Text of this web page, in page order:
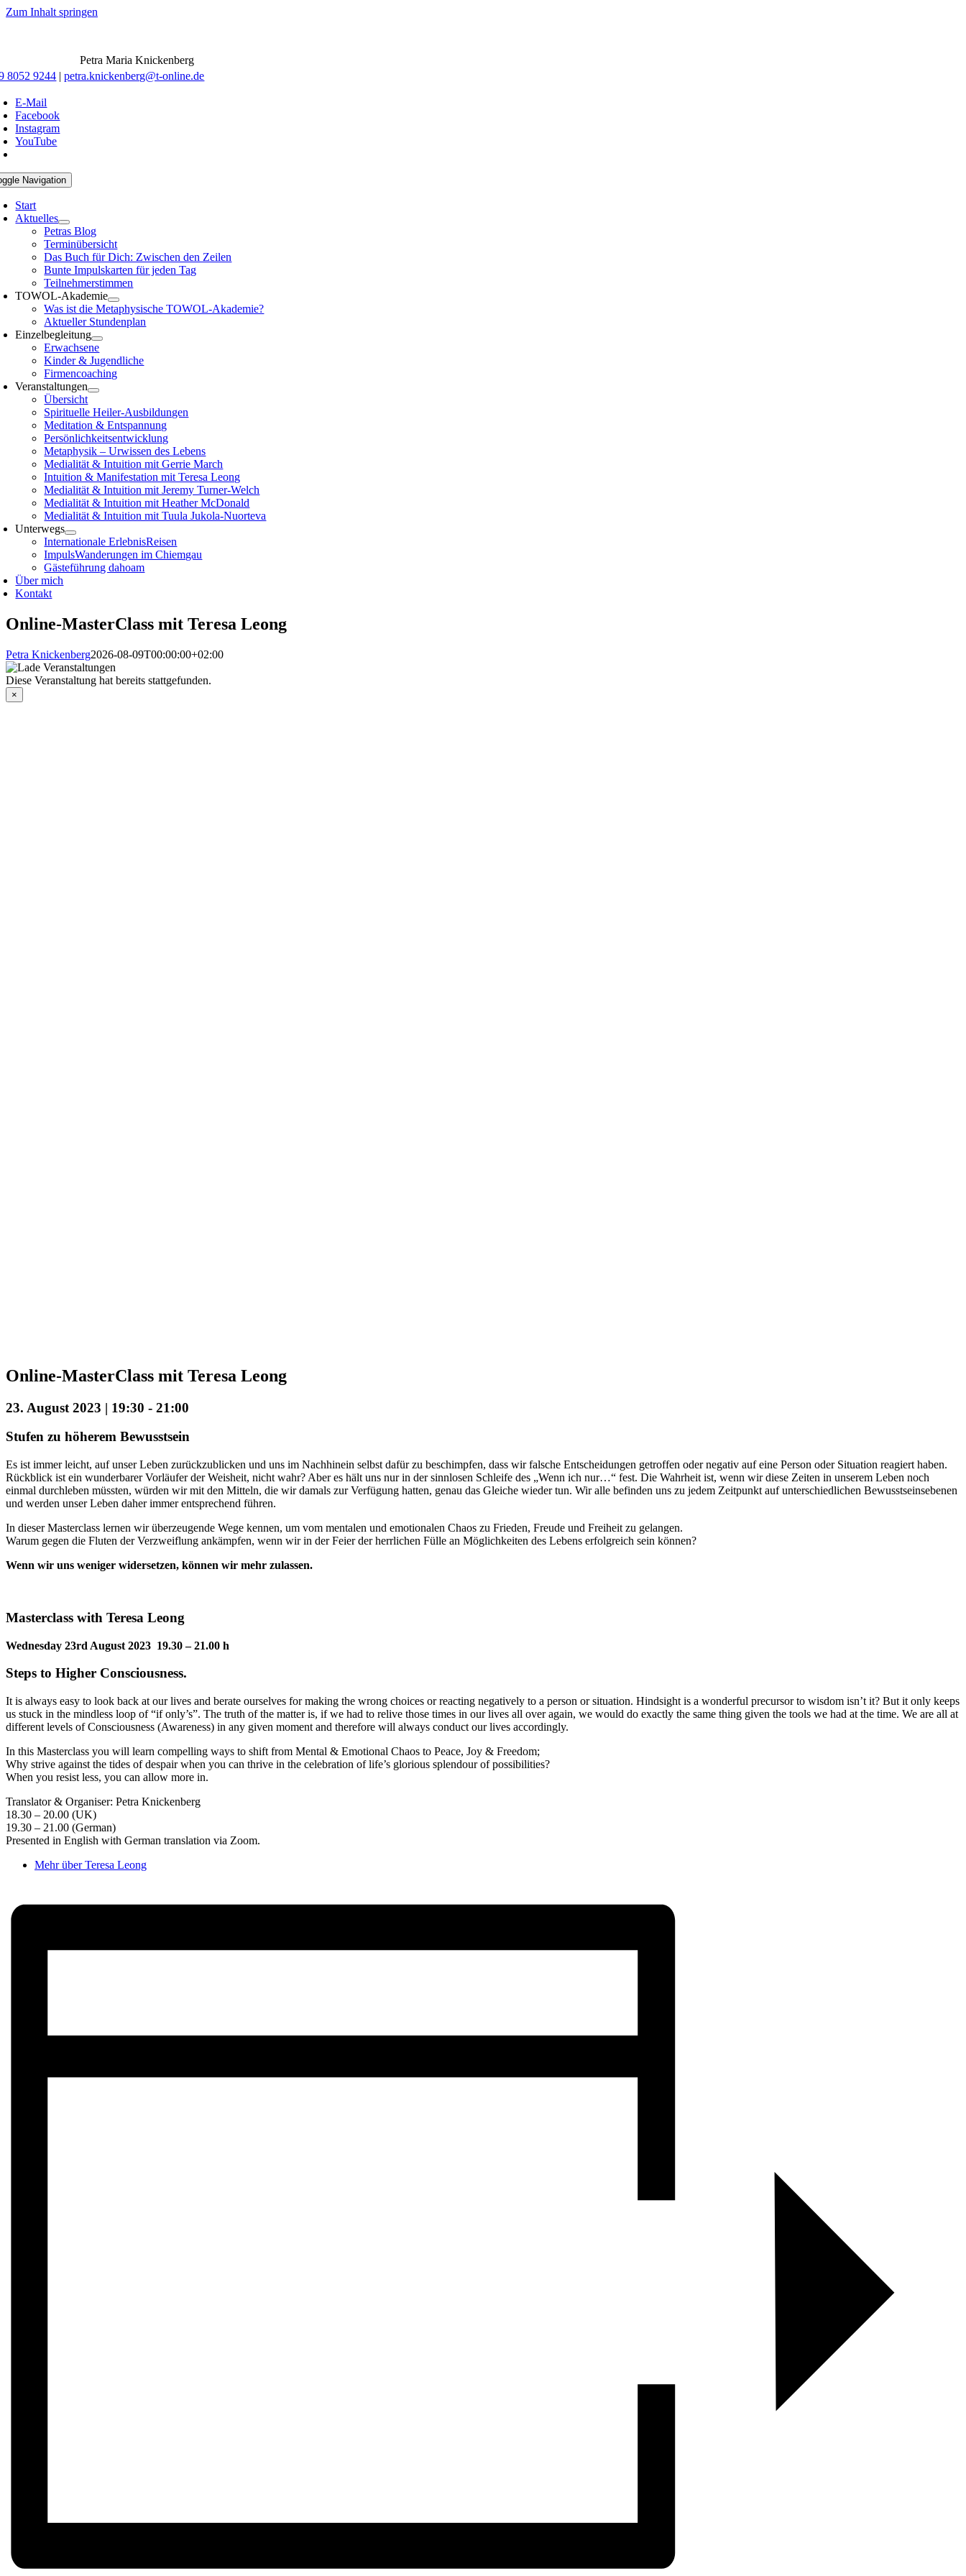
Zum Inhalt springen
Petra Maria Knickenberg
8052 9244 |petra.knickenberg@t-online.de
E-Mail
Facebook
Instagram
YouTube
Navigation
Start
Aktuelles
Petras Blog
Terminübersicht
Das Buch für Dich: Zwischen den Zeilen
Bunte Impulskarten für jeden Tag
Teilnehmerstimmen
TOWOL-Akademie
Was ist die Metaphysische TOWOL-Akademie?
Aktueller Stundenplan
Einzelbegleitung
Erwachsene
Kinder & Jugendliche
Firmencoaching
Veranstaltungen
Übersicht
Spirituelle Heiler-Ausbildungen
Meditation & Entspannung
Persönlichkeitsentwicklung
Metaphysik – Urwissen des Lebens
Medialität & Intuition mit Gerrie March
Intuition & Manifestation mit Teresa Leong
Medialität & Intuition mit Jeremy Turner-Welch
Medialität & Intuition mit Heather McDonald
Medialität & Intuition mit Tuula Jukola-Nuorteva
Unterwegs
Internationale ErlebnisReisen
ImpulsWanderungen im Chiemgau
Gästeführung dahoam
Über mich
Kontakt
Online-MasterClass mit Teresa Leong
Petra Knickenberg2026-08-09T00:00:00+02:00
Diese Veranstaltung hat bereits stattgefunden.
×
Online-MasterClass mit Teresa Leong
23. August 2023 | 19:30 - 21:00
Stufen zu höherem Bewusstsein
Es ist immer leicht, auf unser Leben zurückzublicken und uns im Nachhinein selbst dafür zu beschimpfen, dass wir falsche Entscheidungen getroffen oder negativ auf eine Person oder Situation reagiert haben.
Rückblick ist ein wunderbarer Vorläufer der Weisheit, nicht wahr? Aber es hält uns nur in der sinnlosen Schleife des „Wenn ich nur…“ fest. Die Wahrheit ist, wenn wir diese Zeiten in unserem Leben noch
einmal durchleben müssten, würden wir mit den Mitteln, die wir damals zur Verfügung hatten, genau das Gleiche wieder tun. Wir alle befinden uns zu jedem Zeitpunkt auf unterschiedlichen Bewusstseinsebenen
und werden unser Leben daher immer entsprechend führen.
In dieser Masterclass lernen wir überzeugende Wege kennen, um vom mentalen und emotionalen Chaos zu Frieden, Freude und Freiheit zu gelangen.
Warum gegen die Fluten der Verzweiflung ankämpfen, wenn wir in der Feier der herrlichen Fülle an Möglichkeiten des Lebens erfolgreich sein können?
Wenn wir uns weniger widersetzen, können wir mehr zulassen.
Masterclass with Teresa Leong
Wednesday 23rd August 2023 19.30 – 21.00 h
Steps to Higher Consciousness.
It is always easy to look back at our lives and berate ourselves for making the wrong choices or reacting negatively to a person or situation. Hindsight is a wonderful precursor to wisdom isn’t it? But it only keeps
us stuck in the mindless loop of “if only’s”. The truth of the matter is, if we had to relive those times in our lives all over again, we would do exactly the same thing given the tools we had at the time. We are all at
different levels of Consciousness (Awareness) in any given moment and therefore will always conduct our lives accordingly.
In this Masterclass you will learn compelling ways to shift from Mental & Emotional Chaos to Peace, Joy & Freedom;
Why strive against the tides of despair when you can thrive in the celebration of life’s glorious splendour of possibilities?
When you resist less, you can allow more in.
Translator & Organiser: Petra Knickenberg
18.30 – 20.00 (UK)
19.30 – 21.00 (German)
Presented in English with German translation via Zoom.
Mehr über Teresa Leong